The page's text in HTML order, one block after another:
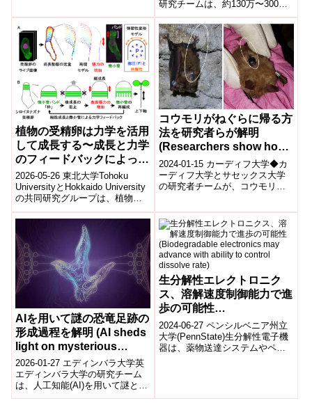
Old Environments)
研究チームは、約130万〜300万
年前に生息した動物の化石から
代謝に関係する分子の痕...
植物の受精卵は力学を活用
して成長する〜成長と力学
のフィードバックによって
植物の上下ができる〜
2026-05-26 東北大学Tohoku
UniversityとHokkaido University
の共同研究グループは、植物受
精卵が力学的フィードバック
を...
コウモリがねぐらに帰る方
法を研究者らが解明
(Researchers show how
bats get back home to
roost)
2024-01-15 カーディフ大学◆カ
ーディフ大学とサセックス大学
の研究者チームが、コウモリが
を発見し...
AIを用いて謎の恐竜足跡の
形成過程を解明 (AI sheds
light on mysterious
dinosaur footprints)
2026-01-27 エディンバラ大学英
エディンバラ大学の研究チーム
は、人工知能(AI)を用いて謎とさ
れてきた恐竜の足跡の成因を解
生分解性エレクトロニク
ス、溶解速度制御能力で進
歩の可能性
(Biodegradable
electronics may advance
with ability to control
2024-06-27 ペンシルベニア州立
大学(PennState)生分解性電子機
器は、薬物送達システムやペー